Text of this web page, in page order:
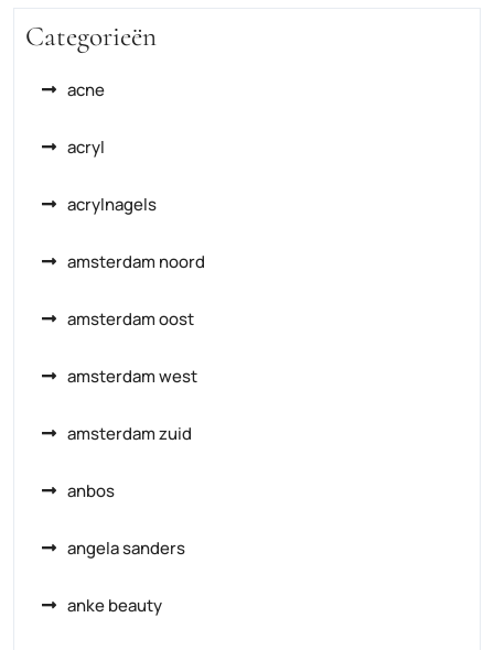
Categorieën
acne
acryl
acrylnagels
amsterdam noord
amsterdam oost
amsterdam west
amsterdam zuid
anbos
angela sanders
anke beauty